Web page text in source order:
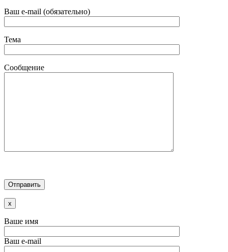
Ваш e-mail (обязательно)
Тема
Сообщение
x
Ваше имя
Ваш e-mail